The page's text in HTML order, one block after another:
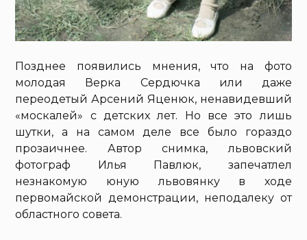
Позднее появились мнения, что на фото
молодая Верка Сердючка или даже
переодетый Арсений Яценюк, ненавидевший
«москалей» с детских лет. Но все это лишь
шутки, а на самом деле все было гораздо
прозаичнее. Автор снимка, львовский
фотограф Илья Павлюк, запечатлел
незнакомую юную львовянку в ходе
первомайской демонстрации, неподалеку от
областного совета.